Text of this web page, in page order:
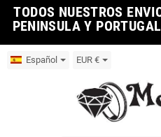
TODOS NUESTROS
PENINSULA Y
Español EUR €